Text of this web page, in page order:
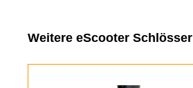
Produktgalerie überspringen
Weitere eScooter Schlösser